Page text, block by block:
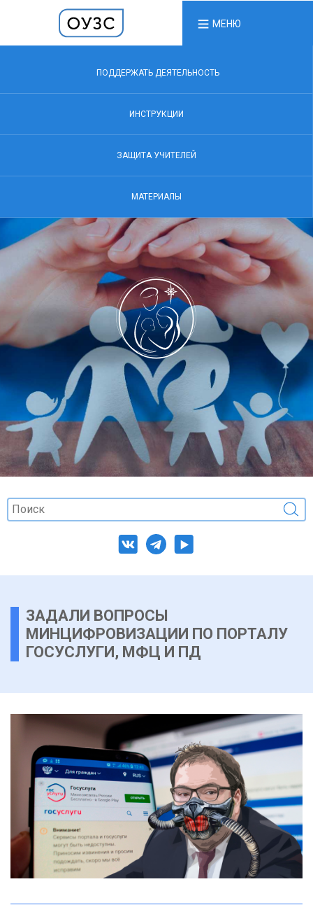
МЕНЮ
ПОДДЕРЖАТЬ ДЕЯТЕЛЬНОСТЬ
ИНСТРУКЦИИ
ЗАЩИТА УЧИТЕЛЕЙ
МАТЕРИАЛЫ
ЗАДАЛИ ВОПРОСЫ
МИНЦИФРОВИЗАЦИИ ПО ПОРТАЛУ
ГОСУСЛУГИ, МФЦ И ПД